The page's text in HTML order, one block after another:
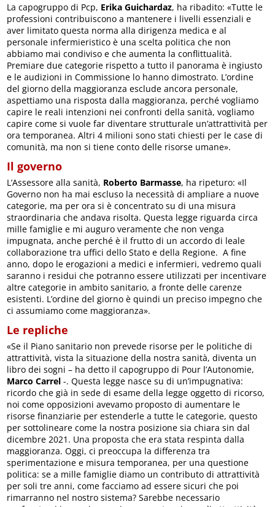
La capogruppo di Pcp, Erika Guichardaz, ha ribadito: «Tutte le
professioni contribuiscono a mantenere i livelli essenziali e
aver limitato questa norma alla dirigenza medica e al
personale infermieristico è una scelta politica che non
abbiamo mai condiviso e che aumenta la conflittualità.
Premiare due categorie rispetto a tutto il panorama è ingiusto
e le audizioni in Commissione lo hanno dimostrato. L’ordine
del giorno della maggioranza esclude ancora personale,
aspettiamo una risposta dalla maggioranza, perché vogliamo
capire le reali intenzioni nei confronti della sanità, vogliamo
capire come si vuole far diventare strutturale un’attrattività per
ora temporanea. Altri 4 milioni sono stati chiesti per le case di
comunità, ma non si tiene conto delle risorse umane».
Il governo
L’Assessore alla sanità, Roberto Barmasse, ha ripeturo: «Il
Governo non ha mai escluso la necessità di ampliare a nuove
categorie, ma per ora si è concentrato su di una misura
straordinaria che andava risolta. Questa legge riguarda circa
mille famiglie e mi auguro veramente che non venga
impugnata, anche perché è il frutto di un accordo di leale
collaborazione tra uffici dello Stato e della Regione. A fine
anno, dopo le erogazioni a medici e infermieri, vedremo quali
saranno i residui che potranno essere utilizzati per incentivare
altre categorie in ambito sanitario, a fronte delle carenze
esistenti. L’ordine del giorno è quindi un preciso impegno che
ci assumiamo come maggioranza».
Le repliche
«Se il Piano sanitario non prevede risorse per le politiche di
attrattività, vista la situazione della nostra sanità, diventa un
libro dei sogni – ha detto il capogruppo di Pour l’Autonomie,
Marco Carrel -. Questa legge nasce su di un’impugnativa:
ricordo che già in sede di esame della legge oggetto di ricorso,
noi come opposizioni avevamo proposto di aumentare le
risorse finanziarie per estenderle a tutte le categorie, questo
per sottolineare come la nostra posizione sia chiara sin dal
dicembre 2021. Una proposta che era stata respinta dalla
maggioranza. Oggi, ci preoccupa la differenza tra
sperimentazione e misura temporanea, per una questione
politica: se a mille famiglie diamo un contributo di attrattività
per soli tre anni, come facciamo ad essere sicuri che poi
rimarranno nel nostro sistema? Sarebbe necessario